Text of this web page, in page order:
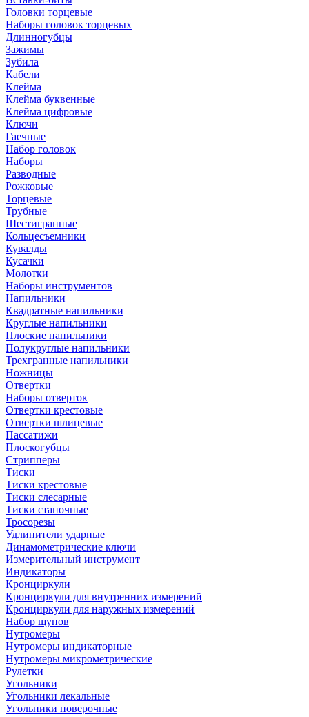
Головки торцевые
Наборы головок торцевых
Длинногубцы
Зажимы
Зубила
Кабели
Клейма
Клейма буквенные
Клейма цифровые
Ключи
Гаечные
Набор головок
Наборы
Разводные
Рожковые
Торцевые
Трубные
Шестигранные
Кольцесъемники
Кувалды
Кусачки
Молотки
Наборы инструментов
Напильники
Квадратные напильники
Круглые напильники
Плоские напильники
Полукруглые напильники
Трехгранные напильники
Ножницы
Отвертки
Наборы отверток
Отвертки крестовые
Отвертки шлицевые
Пассатижи
Плоскогубцы
Стрипперы
Тиски
Тиски крестовые
Тиски слесарные
Тиски станочные
Тросорезы
Удлинители ударные
Динамометрические ключи
Измерительный инструмент
Индикаторы
Кронциркули
Кронциркули для внутренних измерений
Кронциркули для наружных измерений
Набор щупов
Нутромеры
Нутромеры индикаторные
Нутромеры микрометрические
Рулетки
Угольники
Угольники лекальные
Угольники поверочные